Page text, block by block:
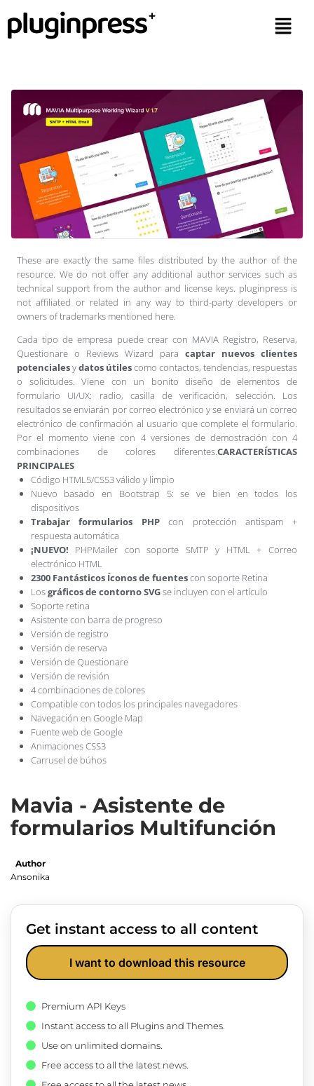
These are exactly the same files distributed by the author of the
resource. We do not offer any additional author services such as
technical support from the author and license keys. pluginpress is
not affiliated or related in any way to third-party developers or
owners of trademarks mentioned here.
Cada tipo de empresa puede crear con MAVIA Registro, Reserva,
Questionare o Reviews Wizard para captar nuevos clientes
potencialesydatos útilescomo contactos, tendencias, respuestas
o solicitudes. Viene con un bonito diseño de elementos de
formulario UI/UX: radio, casilla de verificación, selección. Los
resultados se enviarán por correo electrónico y se enviará un correo
electrónico de confirmación al usuario que complete el formulario.
Por el momento viene con 4 versiones de demostración con 4
combinaciones de colores diferentes.CARACTERÍSTICAS
PRINCIPALES
Código HTML5/CSS3 válido y limpio
Nuevo basado en Bootstrap 5: se ve bien en todos los
dispositivos
Trabajar formularios PHPcon protección antispam +
respuesta automática
¡NUEVO! PHPMailer con soporte SMTP y HTML + Correo
electrónico HTML
2300 Fantásticos Íconos de fuentescon soporte Retina
Losgráficos de contorno SVGse incluyen con el artículo
Soporte retina
Asistente con barra de progreso
Versión de registro
Versión de reserva
Versión de Questionare
Versión de revisión
4 combinaciones de colores
Compatible con todos los principales navegadores
Navegación en Google Map
Fuente web de Google
Animaciones CSS3
Carrusel de búhos
Mavia - Asistente de
formularios Multifunción
Author
Ansonika
Get instant access to all content
I want to download this resource
Premium API Keys
Instant access to all Plugins and Themes.
Use on unlimited domains.
Free access to all the latest news.